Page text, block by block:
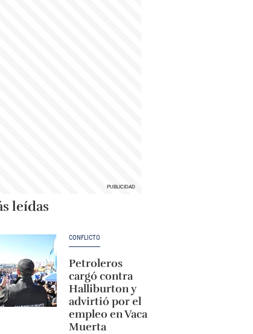
leídas
CONFLICTO
Petroleros
cargó contra
Halliburton y
advirtió por el
empleo en Vaca
Muerta